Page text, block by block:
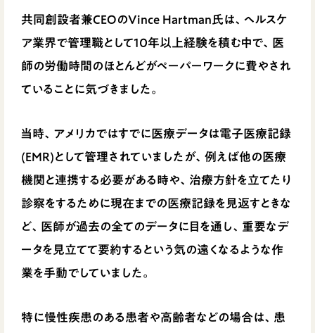
共同創設者兼CEOのVince Hartman氏は、ヘルスケ
ア業界で管理職として10年以上経験を積む中で、医
師の労働時間のほとんどがペーパーワークに費やされ
ていることに気づきました。
当時、アメリカではすでに医療データは電子医療記録
(EMR)として管理されていましたが、例えば他の医療
機関と連携する必要がある時や、治療方針を立てたり
診察をするために現在までの医療記録を見返すときな
ど、医師が過去の全てのデータに目を通し、重要なデ
ータを見立てて要約するという気の遠くなるような作
業を手動でしていました。
特に慢性疾患のある患者や高齢者などの場合は、患